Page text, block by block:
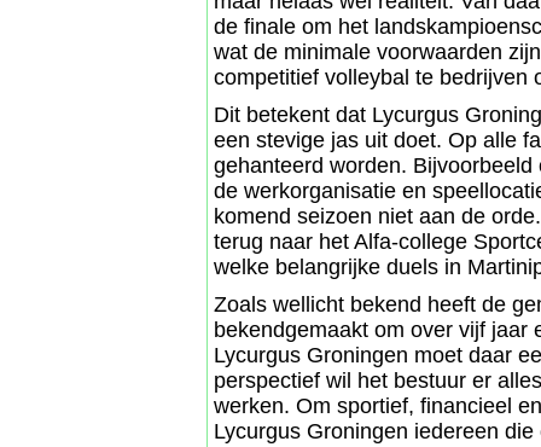
de finale om het
wat de minimale voorwaarden
competitief volleybal te bedrijven
Dit betekent dat Lycurgus
een stevige jas uit doet. Op alle
gehanteerd worden.
de werkorganisatie en
komend seizoen niet aan de
terug naar het Alfa-college
welke belangrijke duels in
Zoals wellicht bekend heeft de
bekendgemaakt om over vijf jaar
Lycurgus Groningen moet daar
perspectief wil het bestuur er
werken. Om sportief, financieel
Lycurgus Groningen iedereen